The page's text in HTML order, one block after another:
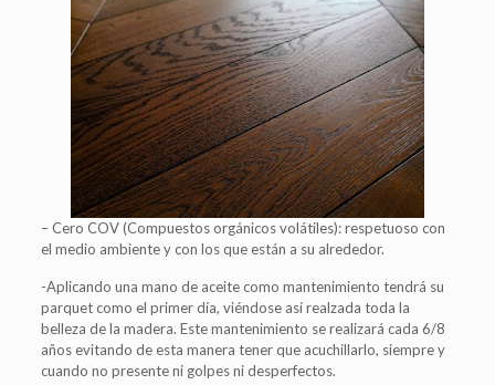
– Cero COV (Compuestos orgánicos volátiles): respetuoso con
el medio ambiente y con los que están a su alrededor.
-Aplicando una mano de aceite como mantenimiento tendrá su
parquet como el primer día, viéndose así realzada toda la
belleza de la madera. Este mantenimiento se realizará cada 6/8
años evitando de esta manera tener que acuchillarlo, siempre y
cuando no presente ni golpes ni desperfectos.